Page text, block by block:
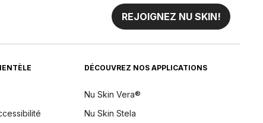
REJOIGNEZ NU SKIN!
DÉCOUVREZ NOS APPLICATIONS
Nu Skin Vera®
Nu Skin Stela